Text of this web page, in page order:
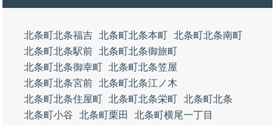
北条町北条福吉 北条町北条本町 北条町北条南町
北条町北条駅前 北条町北条御旅町
北条町北条御幸町 北条町北条笠屋
北条町北条宮前 北条町北条江ノ木
北条町北条住屋町 北条町北条栄町 北条町北条
北条町小谷
北条町栗田
北条町横尾一丁目